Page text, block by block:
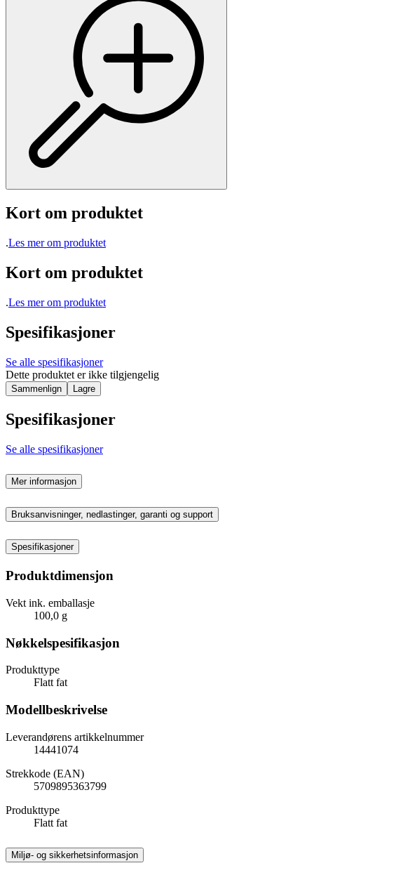
Kort om produktet
.Les mer om produktet
Kort om produktet
.Les mer om produktet
Spesifikasjoner
Se alle spesifikasjoner
Dette produktet er ikke tilgjengelig
Sammenlign Lagre
Spesifikasjoner
Se alle spesifikasjoner
Mer informasjon
Bruksanvisninger, nedlastinger, garanti og support
Spesifikasjoner
Produktdimensjon
Vekt ink. emballasje
100,0 g
Nøkkelspesifikasjon
Produkttype
Flatt fat
Modellbeskrivelse
Leverandørens artikkelnummer
14441074
Strekkode (EAN)
5709895363799
Produkttype
Flatt fat
Miljø- og sikkerhetsinformasjon